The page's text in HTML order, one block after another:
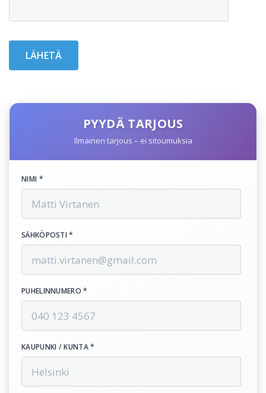
PYYDÄ TARJOUS
Ilmainen tarjous – ei sitoumuksia
NIMI *
SÄHKÖPOSTI *
PUHELINNUMERO *
KAUPUNKI / KUNTA *